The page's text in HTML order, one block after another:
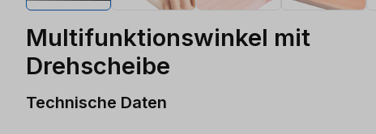
Multifunktionswinkel mit
Drehscheibe
Technische Daten